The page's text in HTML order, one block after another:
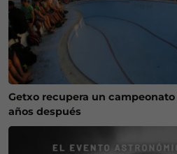
Getxo recupera un
años después